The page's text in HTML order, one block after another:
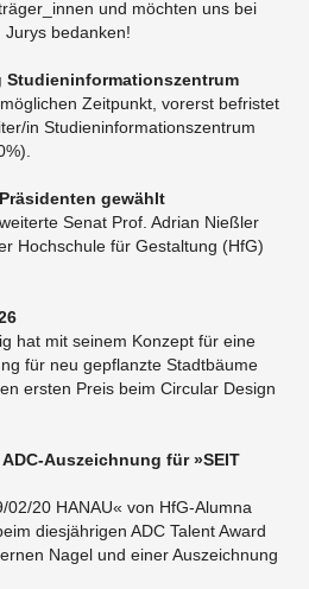
und möchten uns bei
bedanken!
Zeitpunkt, vorerst befristet
in Studieninformationszentrum
gewählt
Senat Prof. Adrian Nießler
Hochschule für Gestaltung (HfG)
hat mit seinem Konzept für eine
für neu gepflanzte Stadtbäume
ersten Preis beim Circular Design
Auszeichnung für »SEIT
02/20 HANAU« von HfG-Alumna
diesjährigen ADC Talent Award
Nagel und einer Auszeichnung